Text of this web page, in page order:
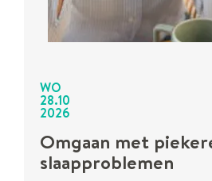
WO
28.10
2026
Omgaan met
slaapproblemen